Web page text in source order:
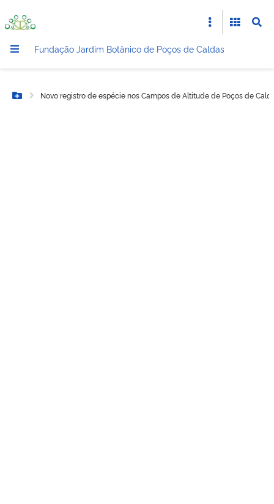
Fundação Jardim Botânico de Poços de Caldas
Botão Menu
Novo registro de espécie nos Campos de Altitude de Poços de